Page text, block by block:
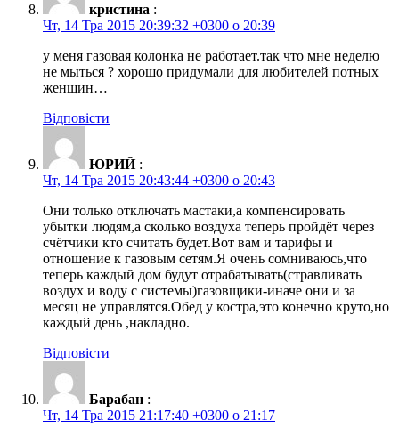
кристина :
Чт, 14 Тра 2015 20:39:32 +0300 о 20:39
у меня газовая колонка не работает.так что мне неделю
не мыться ? хорошо придумали для любителей потных
женщин…
Відповісти
ЮРИЙ :
Чт, 14 Тра 2015 20:43:44 +0300 о 20:43
Они только отключать мастаки,а компенсировать
убытки людям,а сколько воздуха теперь пройдёт через
счётчики кто считать будет.Вот вам и тарифы и
отношение к газовым сетям.Я очень сомниваюсь,что
теперь каждый дом будут отрабатывать(стравливать
воздух и воду с системы)газовщики-иначе они и за
месяц не управлятся.Обед у костра,это конечно круто,но
каждый день ,накладно.
Відповісти
Барабан :
Чт, 14 Тра 2015 21:17:40 +0300 о 21:17